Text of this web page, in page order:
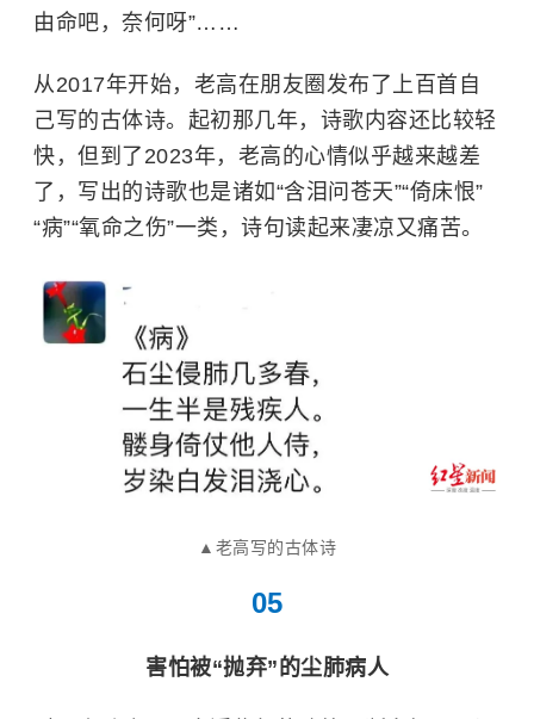
由命吧，奈何呀”……
从2017年开始，老高在朋友圈发布了上百首自
己写的古体诗。起初那几年，诗歌内容还比较轻
快，但到了2023年，老高的心情似乎越来越差
了，写出的诗歌也是诸如“含泪问苍天”“倚床恨”
“病”“氧命之伤”一类，诗句读起来凄凉又痛苦。
▲老高写的古体诗
05
害怕被“抛弃”的尘肺病人